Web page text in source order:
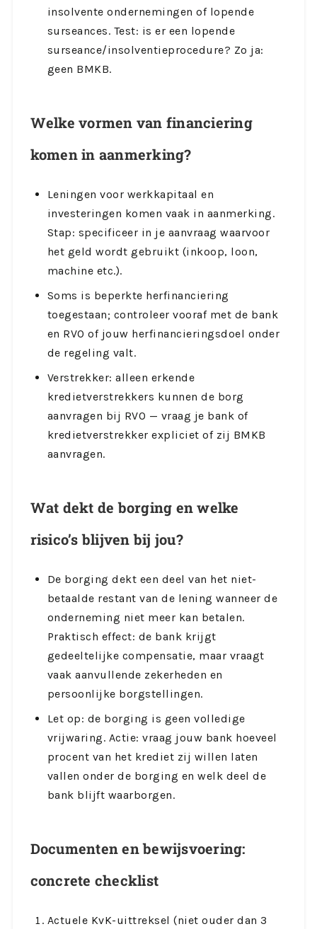
insolvente ondernemingen of lopende
surseances. Test: is er een lopende
surseance/insolventieprocedure? Zo ja:
geen BMKB.
Welke vormen van financiering
komen in aanmerking?
Leningen voor werkkapitaal en
investeringen komen vaak in aanmerking.
Stap: specificeer in je aanvraag waarvoor
het geld wordt gebruikt (inkoop, loon,
machine etc.).
Soms is beperkte herfinanciering
toegestaan; controleer vooraf met de bank
en RVO of jouw herfinancieringsdoel onder
de regeling valt.
Verstrekker: alleen erkende
kredietverstrekkers kunnen de borg
aanvragen bij RVO — vraag je bank of
kredietverstrekker expliciet of zij BMKB
aanvragen.
Wat dekt de borging en welke
risico’s blijven bij jou?
De borging dekt een deel van het niet-
betaalde restant van de lening wanneer de
onderneming niet meer kan betalen.
Praktisch effect: de bank krijgt
gedeeltelijke compensatie, maar vraagt
vaak aanvullende zekerheden en
persoonlijke borgstellingen.
Let op: de borging is geen volledige
vrijwaring. Actie: vraag jouw bank hoeveel
procent van het krediet zij willen laten
vallen onder de borging en welk deel de
bank blijft waarborgen.
Documenten en bewijsvoering:
concrete checklist
Actuele KvK-uittreksel (niet ouder dan 3